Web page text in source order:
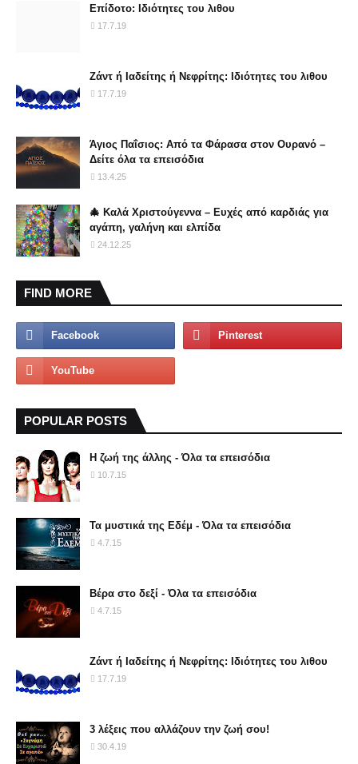
Επίδοτο: Ιδιότητες του λιθου
17.7.19
Ζάντ ή Ιαδείτης ή Νεφρίτης: Ιδιότητες του λιθου
17.7.19
Άγιος Παΐσιος: Από τα Φάρασα στον Ουρανό –
Δείτε όλα τα επεισόδια
13.4.25
🎄 Καλά Χριστούγεννα – Ευχές από καρδιάς για
αγάπη, γαλήνη και ελπίδα
24.12.25
FIND MORE
POPULAR POSTS
Η ζωή της άλλης - Όλα τα επεισόδια
10.7.15
Τα μυστικά της Εδέμ - Όλα τα επεισόδια
4.7.15
Βέρα στο δεξί - Όλα τα επεισόδια
4.7.15
Ζάντ ή Ιαδείτης ή Νεφρίτης: Ιδιότητες του λιθου
17.7.19
3 λέξεις που αλλάζουν την ζωή σου!
30.4.19